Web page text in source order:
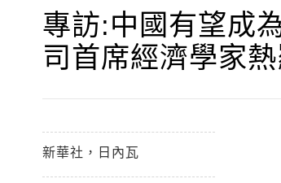
專訪:中國有望成
司首席經濟學家熱
新華社，日內瓦